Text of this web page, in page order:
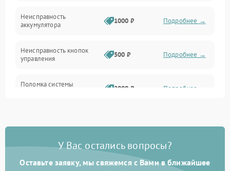
Неисправность
аккумулятора
1000 ₽ Подробнее →
Неисправность кнопок
управления
500 ₽ Подробнее →
Поломка системы
2000 ₽ Подробнее →
защиты от перегрузок
Неисправность системы
автоматического
отключения
1000 ₽ Подробнее →
У Вас остались вопросы?
Оставьте заявку, мы свяжемся с Вами в ближайшее